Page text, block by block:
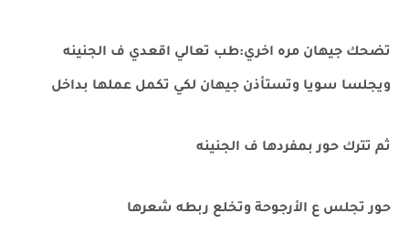
تضحك جيهان مره اخري:طب تعالي اقعدي ف الجنينه
ويجلسا سويا وتستأذن جيهان لكي تكمل عملها بداخل
ثم تترك حور بمفردها ف الجنينه
حور تجلس ع الأرجوحة وتخلع ربطه شعرها